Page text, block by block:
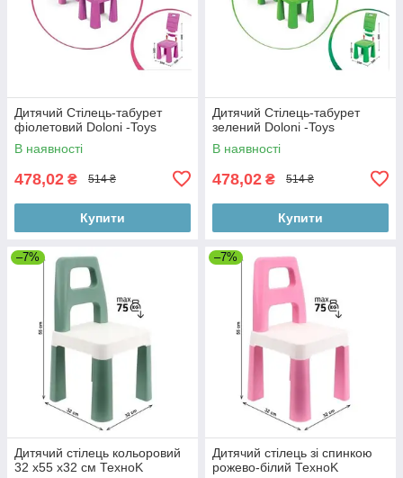
Дитячий Стілець-табурет
фіолетовий Doloni -Toys
В наявності
478,02 ₴ 514 ₴
Купити
Дитячий Стілець-табурет
зелений Doloni -Toys
В наявності
478,02 ₴ 514 ₴
Купити
–7%
Дитячий стілець кольоровий
32 х55 х32 см ТехноK
–7%
Дитячий стілець зі спинкою
рожево-білий ТехноK